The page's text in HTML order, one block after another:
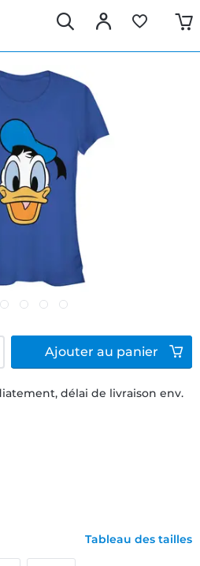
délai de livraison env.
Tableau des tailles
Ajouter au panier